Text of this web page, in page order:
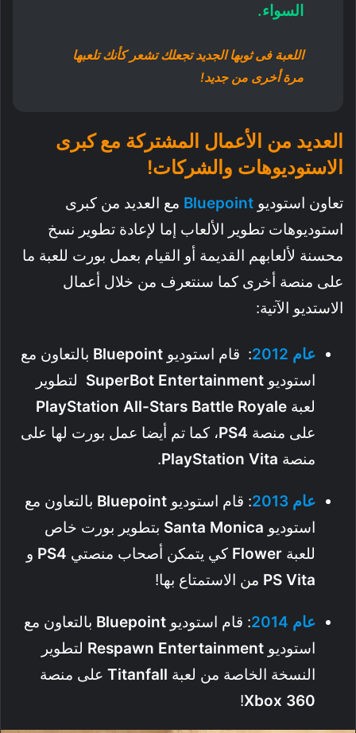
السواء.
اللعبة فى ثوبها الجديد تجعلك تشعر كأنك تلعبها
مرة أخرى من جديد!
العديد من الأعمال المشتركة مع كبرى
الاستوديوهات والشركات!
تعاون استوديو Bluepoint مع العديد من كبرى
استوديوهات تطوير الألعاب إما لإعادة تطوير نسخ
محسنة لألعابهم القديمة أو القيام بعمل بورت للعبة ما
على منصة أخرى كما سنتعرف من خلال أعمال
الاستديو الآتية:
عام 2012: قام استوديو Bluepoint بالتعاون مع
استوديو
SuperBot Entertainment
لتطوير
لعبة PlayStation All-Stars Battle Royale
على منصة PS4، كما تم أيضا عمل بورت لها على
منصة
PlayStation Vita
.
عام 2013: قام استوديو Bluepoint بالتعاون مع
استوديو
Santa Monica
بتطوير بورت خاص
للعبة Flower كي يتمكن أصحاب منصتي PS4 و
PS Vita من الاستمتاع بها!
عام 2014: قام استوديو Bluepoint بالتعاون مع
استوديو
Respawn Entertainment
لتطوير
النسخة الخاصة من لعبة Titanfall على منصة
Xbox 360
!